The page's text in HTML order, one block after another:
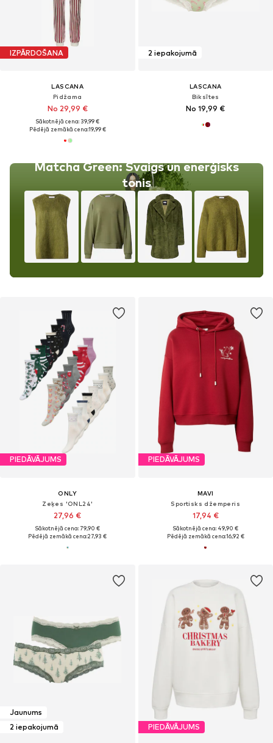
IZPĀRDOŠANA
LASCANA
Pidžama
No 29,99 €
Sākotnējā cena: 39,99 €
Pēdējā zemākā cena:19,99 €
Matcha Green: Svaigs un enerģisks
tonis
2 iepakojumā
LASCANA
Biksītes
No 19,99 €
PIEDĀVĀJUMS
ONLY
Zeķes 'ONL24'
27,96 €
Sākotnējā cena: 79,90 €
Pēdējā zemākā cena:27,93 €
PIEDĀVĀJUMS
MAVI
Sportisks džemperis
17,94 €
Sākotnējā cena: 49,90 €
Pēdējā zemākā cena:16,92 €
Jaunums
2 iepakojumā
PIEDĀVĀJUMS